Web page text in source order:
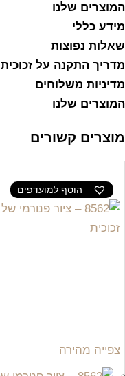
המוצרים שלנו
מידע כללי
שאלות נפוצות
מדריך התקנה על זכוכית
מדיניות משלוחים
המוצרים שלנו
מוצרים קשורים
הוסף למועדפים
צפייה מהירה